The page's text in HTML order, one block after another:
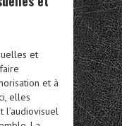
et
et à
elles
l’audiovisuel